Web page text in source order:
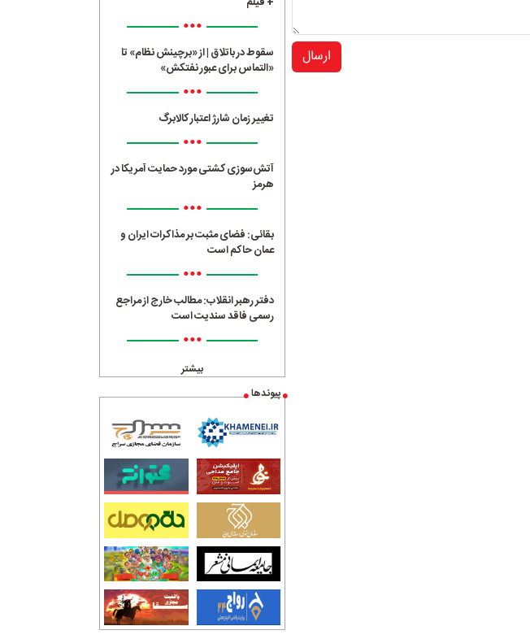
ارسال
•••
سقوط در باتلاق | از «برچینش نظام» تا
«التماس برای عبور نفتکش»
•••
تغییر زمان شارژ اعتبار کالابرگ
•••
آتش‌سوزی کشتی مورد حمایت آمریکا در
هرمز
•••
بقائی: فضای مثبت بر مذاکرات ایران و
عمان حاکم است
•••
دفتر رهبر انقلاب: مطالب خارج از مراجع
رسمی فاقد سندیت است
•••
بیشتر
پیوندها